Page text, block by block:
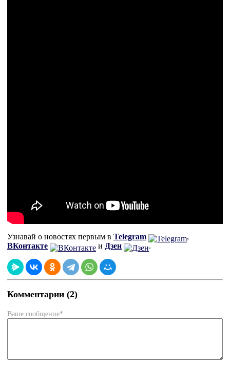
Узнавай о новостях первым в Telegram
,
ВКонтакте
и Дзен .
Комментарии (2)
Ваше сообщение*